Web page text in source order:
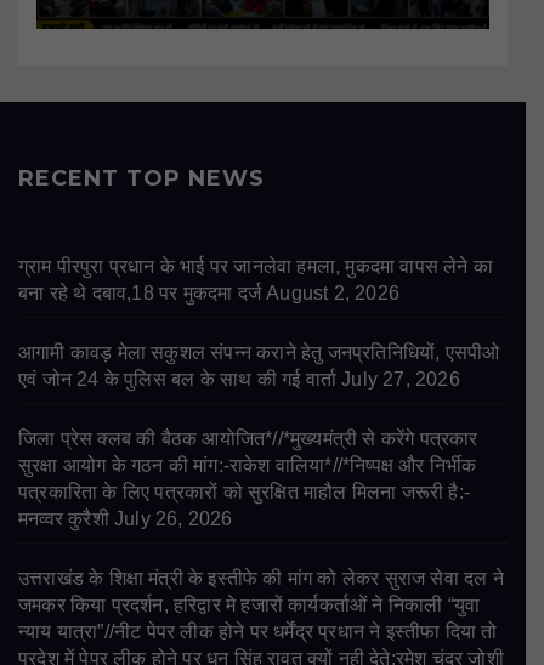
RECENT TOP NEWS
ग्राम पीरपुरा प्रधान के भाई पर जानलेवा हमला, मुकदमा वापस लेने का
बना रहे थे दबाव,18 पर मुकदमा दर्ज August 2, 2026
आगामी कावड़ मेला सकुशल संपन्न कराने हेतु जनप्रतिनिधियों, एसपीओ
एवं जोन 24 के पुलिस बल के साथ की गई वार्ता July 27, 2026
जिला प्रेस क्लब की बैठक आयोजित*//*मुख्यमंत्री से करेंगे पत्रकार
सुरक्षा आयोग के गठन की मांग:-राकेश वालिया*//*निष्पक्ष और निर्भीक
पत्रकारिता के लिए पत्रकारों को सुरक्षित माहौल मिलना जरूरी है:-
मनव्वर कुरैशी July 26, 2026
उत्तराखंड के शिक्षा मंत्री के इस्तीफे की मांग को लेकर सुराज सेवा दल ने
जमकर किया प्रदर्शन, हरिद्वार मे हजारों कार्यकर्ताओं ने निकाली “युवा
न्याय यात्रा”//नीट पेपर लीक होने पर धर्मेंद्र प्रधान ने इस्तीफा दिया तो
प्रदेश में पेपर लीक होने पर धन सिंह रावत क्यों नही देते:रमेश चंद्र जोशी